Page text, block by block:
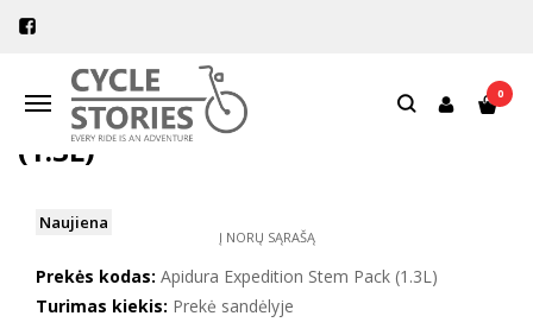
Navigacija
0
Pagrindinis
APIDURA EXPEDITION STEM PACK
(1.3L)
Naujiena
Į NORŲ SĄRAŠĄ
Prekės kodas: Apidura Expedition Stem Pack (1.3L)
Turimas kiekis: Prekė sandėlyje